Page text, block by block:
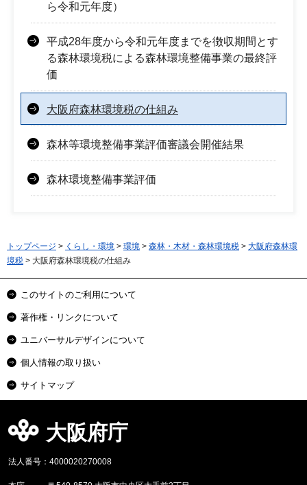
ら令和元年度）
平成28年度から令和元年度までを徴収期間とす
る森林環境税による森林環境整備事業の最終評
価
大阪府森林環境税の仕組み
森林等環境整備事業評価審議会開催結果
森林環境整備事業評価
トップページ > くらし・環境 > 環境 > 森林・木材・森林環境税 > 大阪府森林環
境税 > 大阪府森林環境税の仕組み
このサイトのご利用について
著作権・リンクについて
ユニバーサルデザインについて
個人情報の取り扱い
サイトマップ
大阪府庁
法人番号：4000020270008